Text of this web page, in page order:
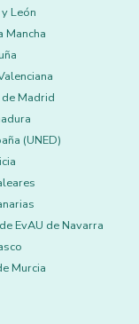
León
Mancha
Madrid
(UNED)
EvAU de Navarra
Murcia